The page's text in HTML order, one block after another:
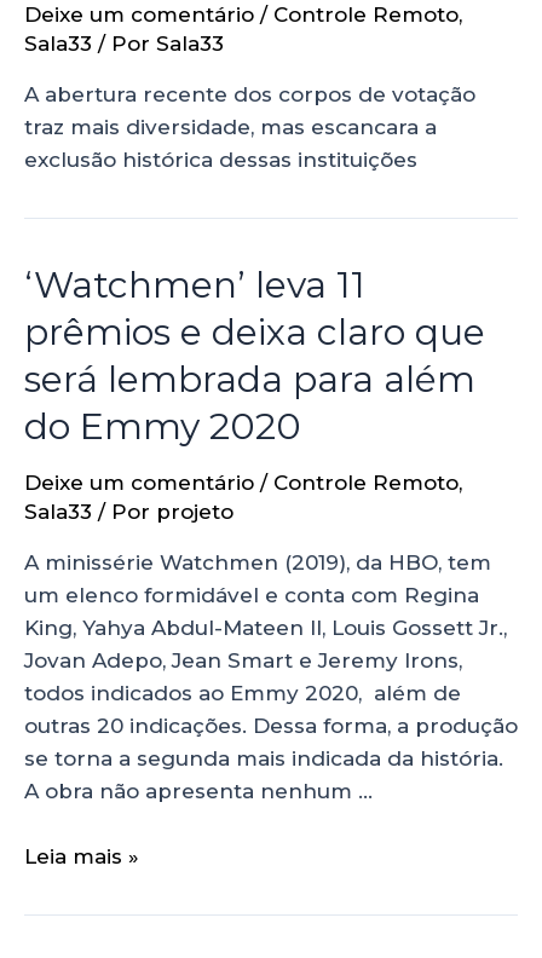
Deixe um comentário / Controle Remoto,
Sala33 / Por Sala33
A abertura recente dos corpos de votação
traz mais diversidade, mas escancara a
exclusão histórica dessas instituições
‘Watchmen’ leva 11
prêmios e deixa claro que
será lembrada para além
do Emmy 2020
Deixe um comentário / Controle Remoto,
Sala33 / Por projeto
A minissérie Watchmen (2019), da HBO, tem
um elenco formidável e conta com Regina
King, Yahya Abdul-Mateen II, Louis Gossett Jr.,
Jovan Adepo, Jean Smart e Jeremy Irons,
todos indicados ao Emmy 2020, além de
outras 20 indicações. Dessa forma, a produção
se torna a segunda mais indicada da história.
A obra não apresenta nenhum …
Leia mais »